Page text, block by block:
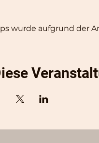
wurde aufgrund der